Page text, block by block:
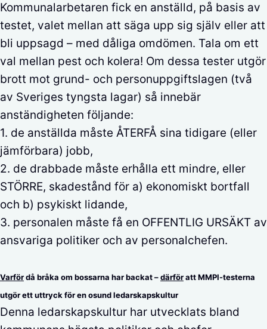
Kommunalarbetaren fick en anställd, på basis av
testet, valet mellan att säga upp sig själv eller att
bli uppsagd – med dåliga omdömen. Tala om ett
val mellan pest och kolera! Om dessa tester utgör
brott mot grund- och personuppgiftslagen (två
av Sveriges tyngsta lagar) så innebär
anständigheten följande:
1. de anställda måste ÅTERFÅ sina tidigare (eller
jämförbara) jobb,
2. de drabbade måste erhålla ett mindre, eller
STÖRRE, skadestånd för a) ekonomiskt bortfall
och b) psykiskt lidande,
3. personalen måste få en OFFENTLIG URSÄKT av
ansvariga politiker och av personalchefen.
Varfördå bråka om bossarna har backat –därföratt MMPI-testerna
utgör ett uttryck för en osund ledarskapskultur
Denna ledarskapskultur har utvecklats bland